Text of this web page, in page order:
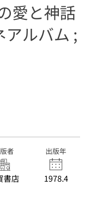
愛と神話
ルバム ;
者
書店
出版年
1978.4